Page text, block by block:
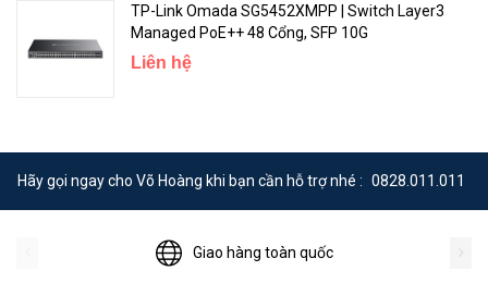
TP-Link Omada SG5452XMPP | Switch Layer3
Managed PoE++ 48 Cổng, SFP 10G
Liên hệ
Hãy gọi ngay cho Võ Hoàng khi bạn cần hỗ trợ nhé : 0828.011.011
Giao hàng toàn quốc